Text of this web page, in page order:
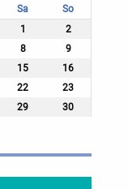
Sa
So
1
2
8
9
15
16
22
23
29
30